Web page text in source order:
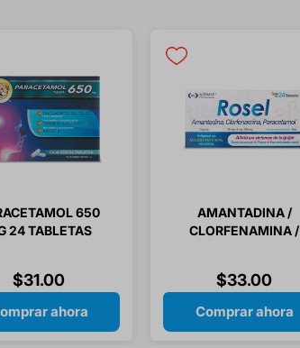
650
24 TABLETAS
$31.00
ahora
AMANTADINA /
CLORFENAMINA /
$33.00
Comprar ahora